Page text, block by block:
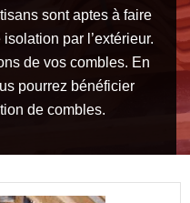
sont aptes à faire
par l’extérieur.
de vos combles. En
pourrez bénéficier
de combles.